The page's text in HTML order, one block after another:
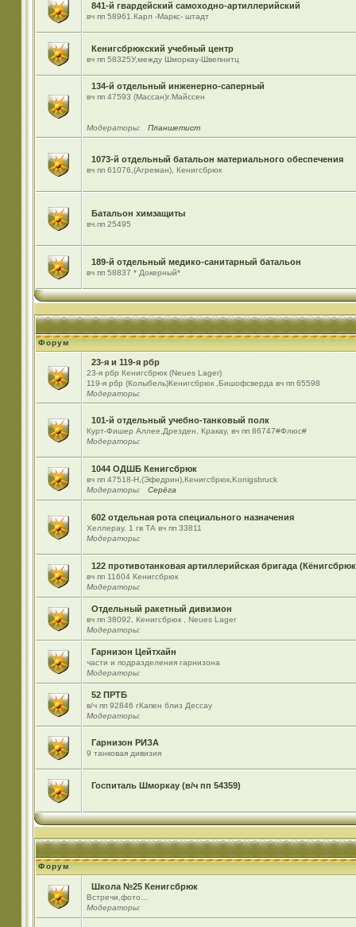
841-й гвардейский самоходно-артиллерийский
вч пп 58961.Карл -Маркс- штадт
Кенигсбрюкский учебный центр
вч пп 58325У,между Шморкау-Швепнитц
134-й отдельный инженерно-саперный
вч пп 47593 (Массан)г.Майссен
Модераторы: Планшетист
1073-й отдельный батальон материального обеспечения
вч пп 61076,(Агреман), Кенигсбрюк
Батальон химзащиты
вч.пп 25495
189-й отдельный медико-санитарный батальон
вч пп 58837 * Докерный*
Форум
23-я и 119-я рбр
23-я рбр Кенигсбрюк (Neues Lager)
119-я рбр (Колыбель)Кенигсбрюк ,Бишофсверда вч пп 65598
Модераторы:
101-й отдельный учебно-танковый полк
Курт-Фишер Аллее,Дрезден, Кракау, вч пп 86747#Флюс#
Модераторы:
1044 ОДШБ Кенигсбрюк
вч пп 47518-Н,(Эфедрин),Кенигсбрюк,Konigsbruck
Модераторы:
Серёга
602 отдельная рота специального назначения
Хеллерау. 1 гв ТА вч пп 33811
Модераторы:
122 противотанковая артиллерийская бригада
вч пп 11604 Кенигсбрюк
Модераторы:
Отдельный ракетный дивизион
вч пп 38092, Кенигсбрюк , Neues Lager
Модераторы:
Гарнизон Цейтхайн
части и подразделения гарнизона
Модераторы:
52 ПРТБ
в/ч пп 92846 гКапен близ Дессау
Модераторы:
Гарнизон РИЗА
9 танковая дивизия
Госпиталь Шморкау (в/ч пп 54359)
Форум
Школа №25 Кенигсбрюк
Встречи,фото...
Модераторы: